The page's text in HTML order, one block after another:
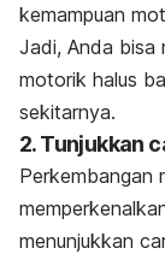
kemampuan
Jadi, Anda bisa
motorik halus
sekitarnya.
2. Tunjukkan
Perkembangan
menunjukkan